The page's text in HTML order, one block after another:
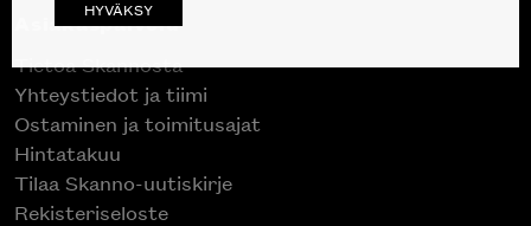
Asiakaspalvelu
Tietoa Skannosta
Yhteystiedot ja tiimi
Ostaminen ja toimitusajat
Hintatakuu
Tilaa Skanno-uutiskirje
Rekisteriseloste
HYVÄKSY